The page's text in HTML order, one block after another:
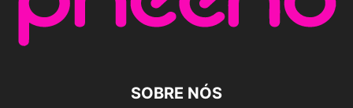
SOBRE NÓS